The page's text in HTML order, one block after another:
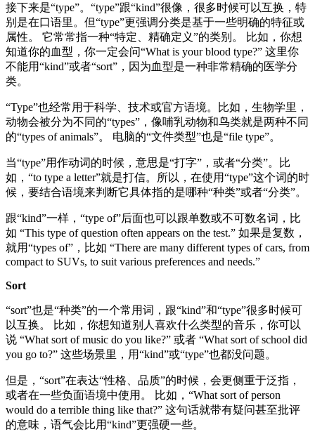
接下来是“type”。“type”跟“kind”很像，很多时候可以互换，特
别是在口语里。但“type”更强调分类是基于一些明确的特征或
属性。 它常常指一种“特定、精确定义”的类别。 比如，你想
知道你的血型，你一定会问“What is your blood type?” 这里你
不能用“kind”或者“sort”，因为血型是一种非常精确的医学分
类。
“Type”也经常用于科学、技术或官方语境。比如，生物学里，
动物会被分为不同的“types”，像哺乳动物和鸟类就是两种不同
的“types of animals”。 电脑的“文件类型”也是“file type”。
当“type”用作动词的时候，意思是“打字”，或者“分类”。比
如，“to type a letter”就是打信。所以，在使用“type”这个词的时
候，要结合语境来判断它具体指的是哪种“种类”或者“分类”。
跟“kind”一样，“type of”后面也可以跟单数或不可数名词，比
如 “This type of question often appears on the test.” 如果是复数，
就用“types of”，比如 “There are many different types of cars, from
compact to SUVs, to suit various preferences and needs.”
Sort
“sort”也是“种类”的一个常用词，跟“kind”和“type”很多时候可
以互换。 比如，你想知道别人喜欢什么类型的音乐，你可以
说 “What sort of music do you like?” 或者 “What sort of school did
you go to?” 这些场景里，用“kind”或“type”也都没问题。
但是，“sort”在表达“性格、品质”的时候，会更侧重于泛指，
或者在一些负面语境中使用。 比如，“What sort of person
would do a terrible thing like that?” 这句话就带有疑问甚至批评
的意味，语气会比用“kind”更强硬一些。